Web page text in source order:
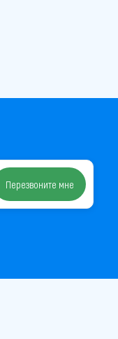
Перезвоните мне